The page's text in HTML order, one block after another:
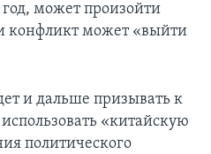
может произойти
конфликт может «выйти
и дальше призывать к
«китайскую
политического